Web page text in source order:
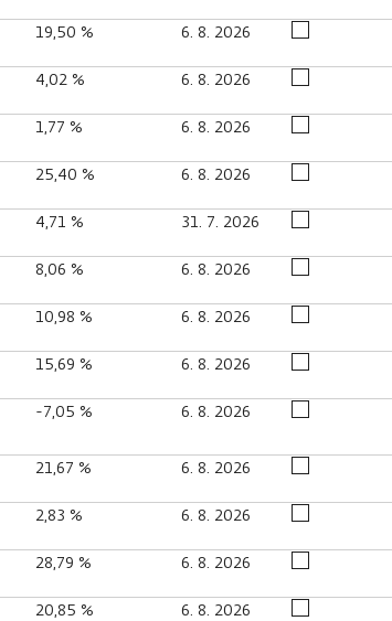
19,50 % 6. 8. 2026
4,02 % 6. 8. 2026
1,77 % 6. 8. 2026
25,40 % 6. 8. 2026
4,71 % 31. 7. 2026
8,06 % 6. 8. 2026
10,98 % 6. 8. 2026
15,69 % 6. 8. 2026
-7,05 % 6. 8. 2026
21,67 % 6. 8. 2026
2,83 % 6. 8. 2026
28,79 % 6. 8. 2026
20,85 % 6. 8. 2026